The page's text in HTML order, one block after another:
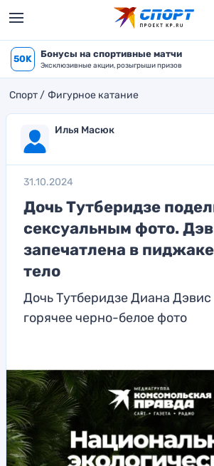
50K Бонусы на спортивные матчи
Эксклюзивные акции, розыгрыши призов
Спорт Фигурное катание
Илья Масюк
31.10.2024
Дочь Тутберидзе
сексуальным фото.
запечатлена в
тело
Дочь Тутберидзе Диана Дэвис
горячее черно-белое фото